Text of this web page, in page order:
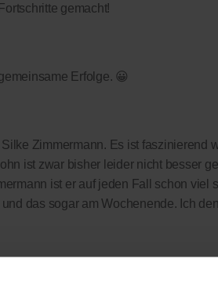
gemacht!
Erfolge. 😀
Zimmermann. Es ist faszinierend
ist zwar bisher leider nicht besser
ist er auf jeden Fall schon viel
das sogar am Wochenende. Ich
uns zu fairen Preisen wirklich tolle